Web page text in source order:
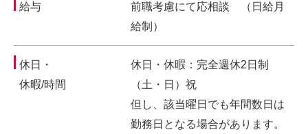
給与
前職考慮にて応相談 （日給月
給制）
休日・
休暇/時間
休日・休暇：完全週休2日制
（土・日）祝
但し、該当曜日でも年間数日は
勤務日となる場合があります。